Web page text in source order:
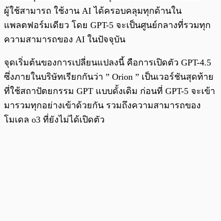
ผู้ใช้สามารถ ใช้งาน AI ได้ครอบคลุมทุกด้านใน
แพลตฟอร์มเดียว โดย GPT-5 จะเป็นศูนย์กลางที่รวมทุก
ความสามารถของ AI ในปัจจุบัน
จุดเริ่มต้นของการเปลี่ยนแปลงนี้ คือการเปิดตัว GPT-4.5
ซึ่งภายในบริษัทเรียกกันว่า ” Orion ” เป็นเวอร์ชันสุดท้าย
ที่ใช้สถาปัตยกรรม GPT แบบดั้งเดิม ก่อนที่ GPT-5 จะเข้า
มารวมทุกอย่างเข้าด้วยกัน รวมถึงความสามารถของ
โมเดล o3 ที่ยังไม่ได้เปิดตัว